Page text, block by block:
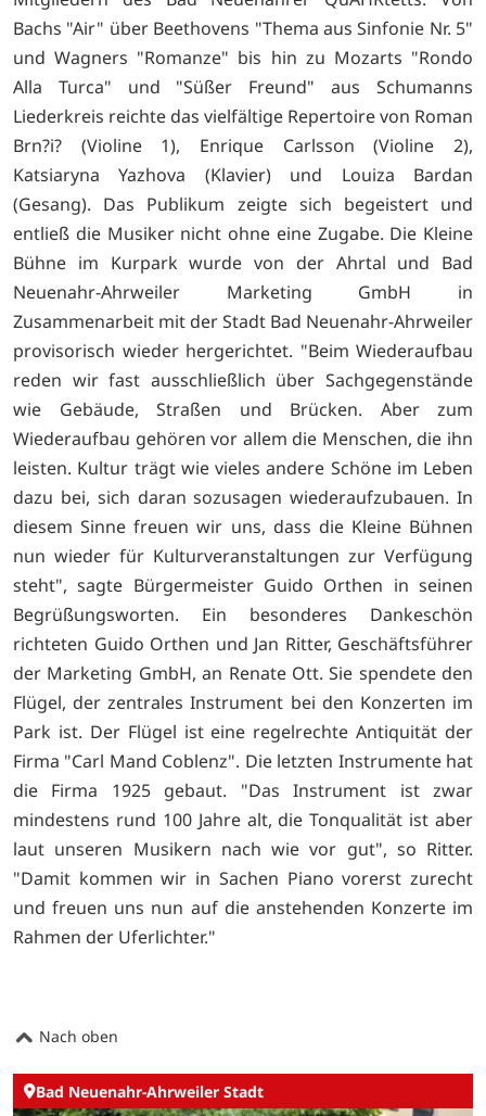
Bachs "Air" über Beethovens "Thema aus Sinfonie Nr. 5"
und Wagners "Romanze" bis hin zu Mozarts "Rondo
Alla Turca" und "Süßer Freund" aus Schumanns
Liederkreis reichte das vielfältige Repertoire von Roman
Brn?i? (Violine 1), Enrique Carlsson (Violine 2),
Katsiaryna Yazhova (Klavier) und Louiza Bardan
(Gesang). Das Publikum zeigte sich begeistert und
entließ die Musiker nicht ohne eine Zugabe. Die Kleine
Bühne im Kurpark wurde von der Ahrtal und Bad
Neuenahr-Ahrweiler Marketing GmbH in
Zusammenarbeit mit der Stadt Bad Neuenahr-Ahrweiler
provisorisch wieder hergerichtet. "Beim Wiederaufbau
reden wir fast ausschließlich über Sachgegenstände
wie Gebäude, Straßen und Brücken. Aber zum
Wiederaufbau gehören vor allem die Menschen, die ihn
leisten. Kultur trägt wie vieles andere Schöne im Leben
dazu bei, sich daran sozusagen wiederaufzubauen. In
diesem Sinne freuen wir uns, dass die Kleine Bühnen
nun wieder für Kulturveranstaltungen zur Verfügung
steht", sagte Bürgermeister Guido Orthen in seinen
Begrüßungsworten. Ein besonderes Dankeschön
richteten Guido Orthen und Jan Ritter, Geschäftsführer
der Marketing GmbH, an Renate Ott. Sie spendete den
Flügel, der zentrales Instrument bei den Konzerten im
Park ist. Der Flügel ist eine regelrechte Antiquität der
Firma "Carl Mand Coblenz". Die letzten Instrumente hat
die Firma 1925 gebaut. "Das Instrument ist zwar
mindestens rund 100 Jahre alt, die Tonqualität ist aber
laut unseren Musikern nach wie vor gut", so Ritter.
"Damit kommen wir in Sachen Piano vorerst zurecht
und freuen uns nun auf die anstehenden Konzerte im
Rahmen der Uferlichter."
Nach oben
Bad Neuenahr-Ahrweiler Stadt